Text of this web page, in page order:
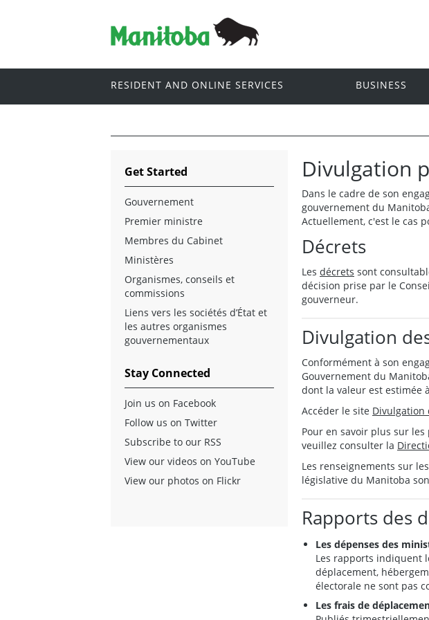
RESIDENT AND ONLINE SERVICES BUSINESS
Divulgation
Dans le cadre de son
gouvernement du
Actuellement, c'est le cas
Décrets
Les décrets sont
décision prise par le
gouverneur.
Divulgation
Conformément à son
Gouvernement du
dont la valeur est estimée
Accéder le site Divulgation
Pour en savoir plus sur
veuillez consulter la
Les renseignements sur
législative du Manitoba
Rapports des
Les dépenses des
Les rapports indiquent
déplacement,
électorale ne sont pas
Les frais de
Get Started
Gouvernement
Premier ministre
Membres du Cabinet
Ministères
Organismes, conseils et
commissions
Liens vers les sociétés d’État et
les autres organismes
gouvernementaux
Stay Connected
Join us on Facebook
Follow us on Twitter
Subscribe to our RSS
View our videos on YouTube
View our photos on Flickr